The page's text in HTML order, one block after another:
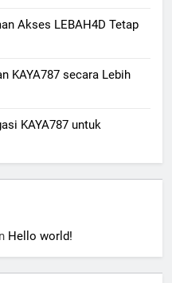
Akses LEBAH4D Tetap
KAYA787 secara Lebih
KAYA787 untuk
Hello world!